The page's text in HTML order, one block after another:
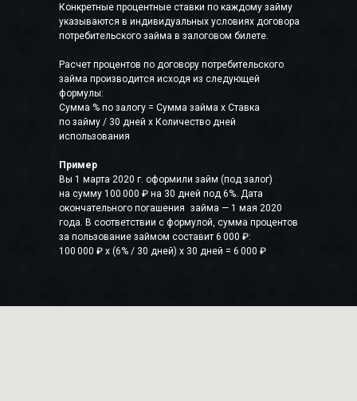
Конкретные процентные ставки по каждому займу
указываются в индивидуальных условиях договора
потребительского займа в залоговом билете.
Расчет процентов по договору потребительского
займа производится исходя из следующей
формулы:
Сумма % по залогу = Сумма займа x Ставка
по займу / 30 дней x Количество дней
использования
Пример
Вы 1 марта 2020 г. оформили займ (под залог)
на сумму 100 000 ₽ на 30 дней под 6%. Дата
окончательного погашения займа — 1 мая 2020
года. В соответствии с формулой, сумма процентов
за пользование займом составит 6 000 ₽:
100 000 ₽ x (6% / 30 дней) x 30 дней = 6 000 ₽